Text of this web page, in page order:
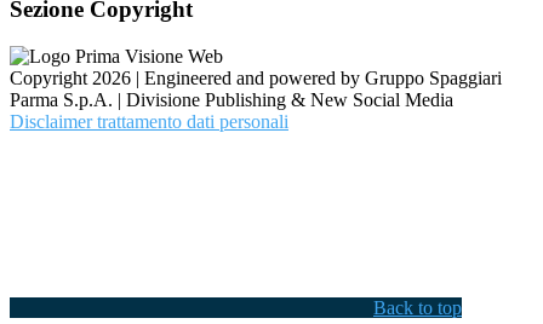
Sezione Copyright
Copyright 2026 | Engineered and powered by Gruppo Spaggiari
Parma S.p.A. | Divisione Publishing & New Social Media
Disclaimer trattamento dati personali
Back to top